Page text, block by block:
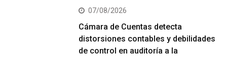
07/08/2026
Cámara de Cuentas detecta
distorsiones contables y debilidades
de control en auditoría a la